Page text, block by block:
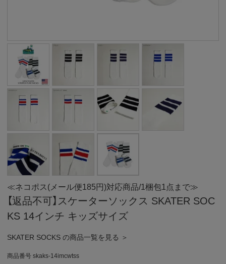
≪ネコポス(メール便185円)対応商品/1梱包1点まで≫
【返品不可】スケーターソックス SKATER SOC
KS 14インチ キッズサイズ
SKATER SOCKS の商品一覧を見る ＞
商品番号 skaks-14imcwtss